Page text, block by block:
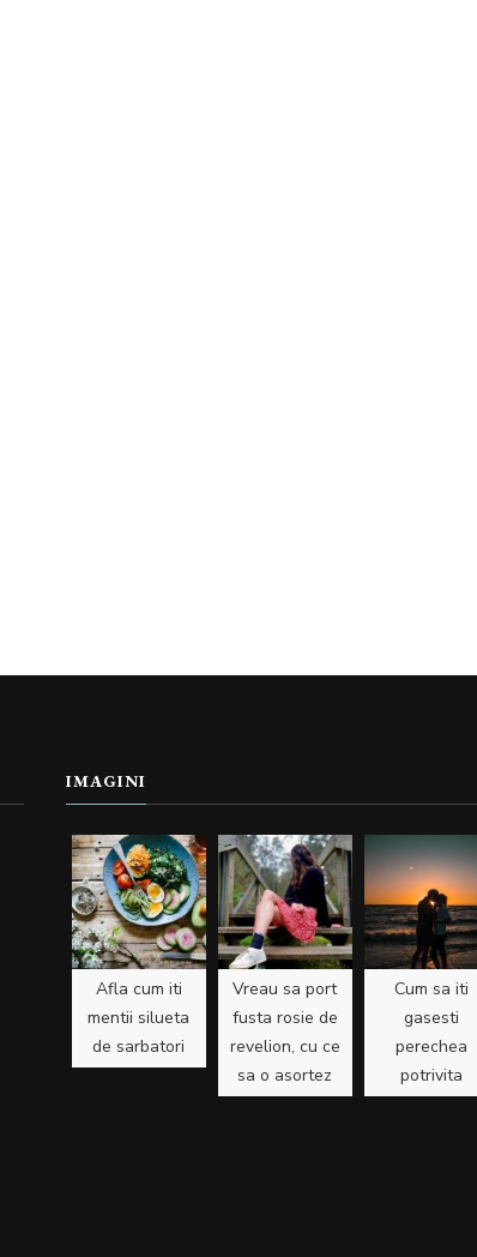
IMAGINI
Afla cum iti
mentii silueta
de sarbatori
Vreau sa port
fusta rosie de
revelion, cu ce
sa o asortez
Cum sa iti
gasesti
perechea
potrivita